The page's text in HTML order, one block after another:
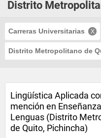
Distrito
Carreras Universitarias
Distrito Metropolitano de
Lingüística Aplicada
mención en
Lenguas (Distrito
de Quito, Pichincha)